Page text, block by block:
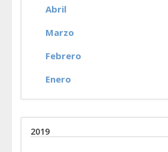
Abril
Marzo
Febrero
Enero
2019